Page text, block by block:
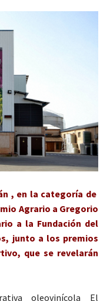
, en la categoría de
Agrario a Gregorio
a la Fundación del
junto a los premios
que se revelarán
oleovinícola El